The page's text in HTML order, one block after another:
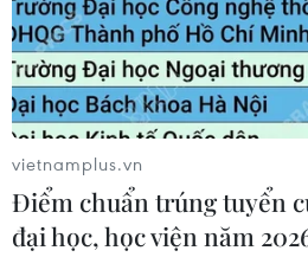
vietnamplus.vn
Điểm chuẩn trúng tuyển
đại học, học viện năm